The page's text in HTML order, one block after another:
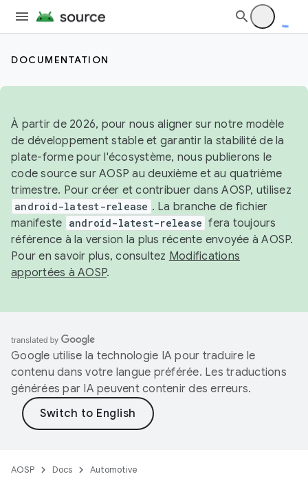
DOCUMENTATION
À partir de 2026, pour nous aligner sur notre modèle
de développement stable et garantir la stabilité de la
plate-forme pour l'écosystème, nous publierons le
code source sur AOSP au deuxième et au quatrième
trimestre. Pour créer et contribuer dans AOSP, utilisez
android-latest-release . La branche de fichier
manifeste android-latest-release fera toujours
référence à la version la plus récente envoyée à AOSP.
Pour en savoir plus, consultez Modifications
apportées à AOSP.
Google utilise la technologie IA pour traduire le
contenu dans votre langue préférée. Les traductions
générées par IA peuvent contenir des erreurs.
AOSP Docs Automotive